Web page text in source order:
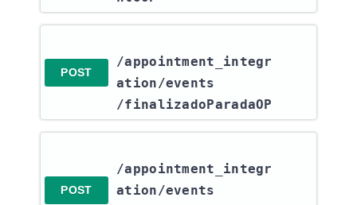
POST
/appointment_integr
ation​/events​
/finalizadoParadaOP
POST
/appointment_integr
ation​/events​